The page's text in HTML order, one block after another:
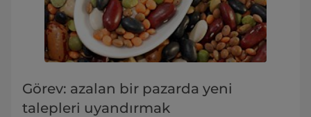
Görev: azalan bir pazarda yeni
talepleri uyandırmak